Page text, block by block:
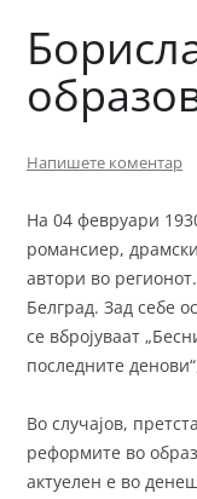
Напишете коментар
На 04 февруари
романсиер,
автори во
Белград. Зад себе
се вбројуваат
последните
Во случајов,
реформите во
актуелен е во